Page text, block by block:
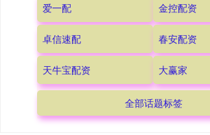
爱一配 金控配资
卓信速配 春安配资
天牛宝配资 大赢家
全部话题标签